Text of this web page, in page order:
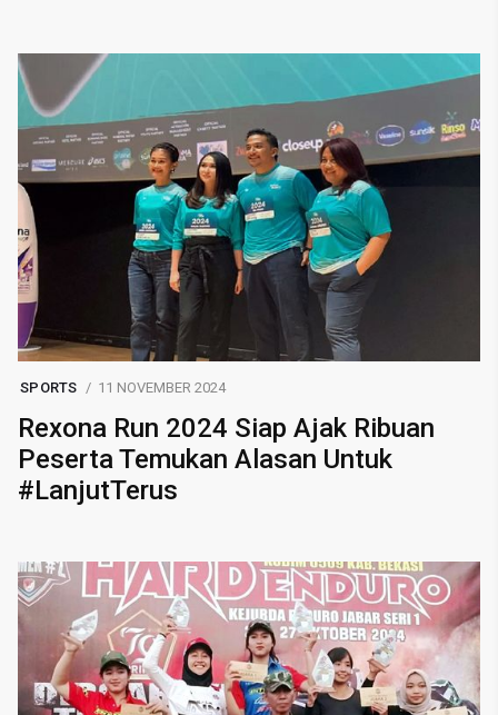
SPORTS 11 NOVEMBER 2024
Rexona Run 2024 Siap Ajak Ribuan
Peserta Temukan Alasan Untuk
#LanjutTerus